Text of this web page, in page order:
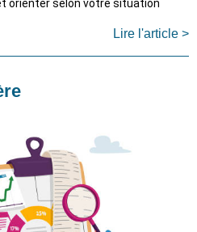
orienter selon votre situation
Lire l'article >